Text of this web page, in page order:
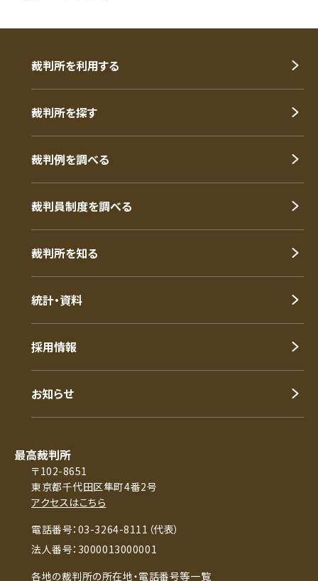
裁判所を利用する
裁判所を探す
裁判例を調べる
裁判員制度を調べる
裁判所を知る
統計・資料
採用情報
お知らせ
最高裁判所
〒102-8651
東京都千代田区隼町4番2号
アクセスはこちら
電話番号：03-3264-8111（代表）
法人番号：3000013000001
各地の裁判所の所在地・電話番号等一覧